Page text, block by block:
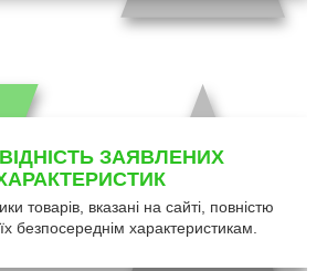
ЗАЯВЛЕНИХ
товарів, вказані на сайті, повністю
безпосереднім характеристикам.